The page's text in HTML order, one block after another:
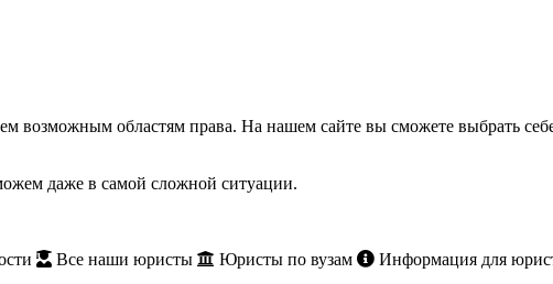
возможным областям права. На нашем сайте вы сможете выбрать
даже в самой сложной ситуации.
Все наши юристы Юристы по вузам Информация для